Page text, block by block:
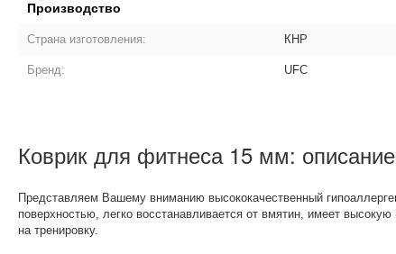
Производство
Страна изготовления: КНР
Бренд: UFC
Коврик для фитнеса 15 мм:
Представляем Вашему вниманию высококачественный
поверхностью, легко восстанавливается от вмятин, имеет
на тренировку.